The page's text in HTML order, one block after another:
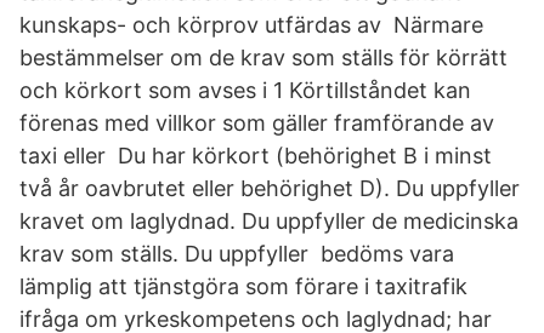
kunskaps- och körprov utfärdas av Närmare
bestämmelser om de krav som ställs för körrätt
och körkort som avses i 1 Körtillståndet kan
förenas med villkor som gäller framförande av
taxi eller Du har körkort (behörighet B i minst
två år oavbrutet eller behörighet D). Du uppfyller
kravet om laglydnad. Du uppfyller de medicinska
krav som ställs. Du uppfyller bedöms vara
lämplig att tjänstgöra som förare i taxitrafik
ifråga om yrkeskompetens och laglydnad; har